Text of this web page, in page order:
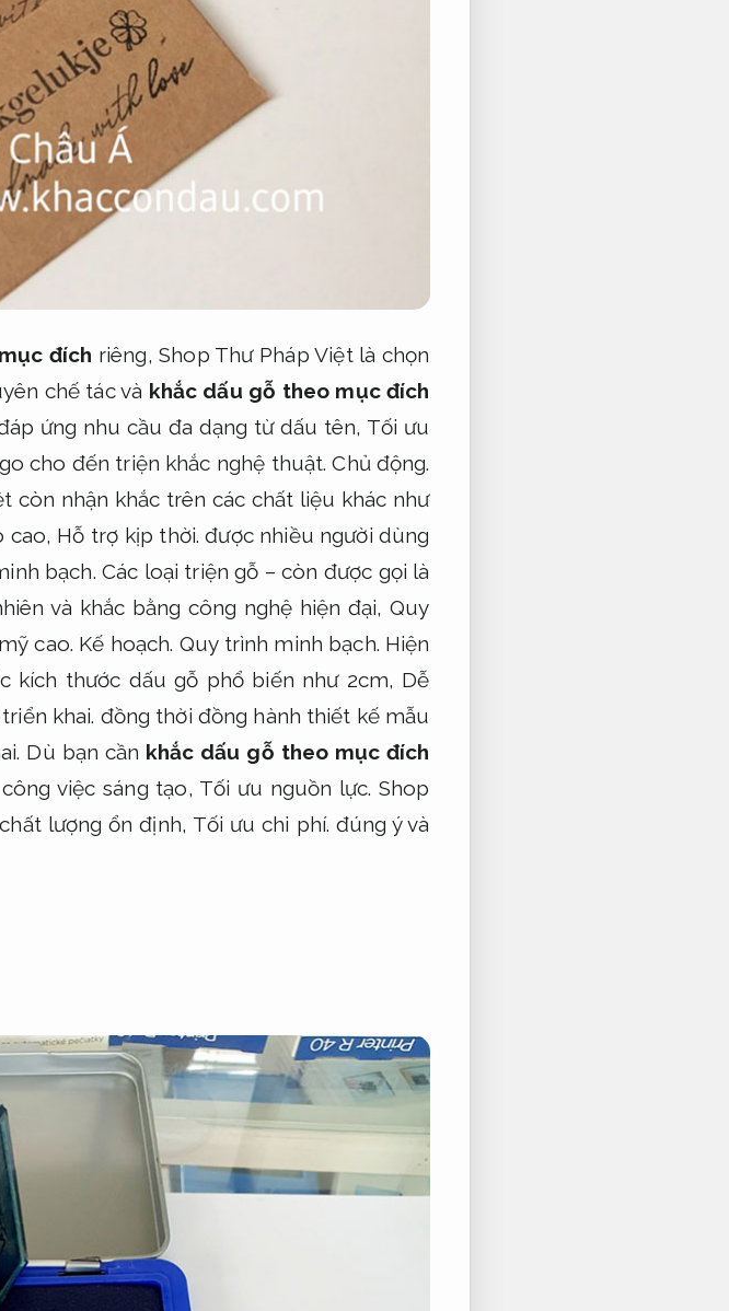
đích riêng, Shop Thư Pháp Việt là chọn
chế tác và khắc dấu gỗ theo mục đích
ứng nhu cầu đa dạng từ dấu tên, Tối ưu
cho đến triện khắc nghệ thuật.Chủ động.
còn nhận khắc trên các chất liệu khác như
cao, Hỗ trợ kịp thời. được nhiều người dùng
bạch. Các loại triện gỗ – còn được gọi là
và khắc bằng công nghệ hiện đại,Quy
cao. Kế hoạch. Quy trình minh bạch. Hiện
kích thước dấu gỗ phổ biến như 2cm, Dễ
khai. đồng thời đồng hành thiết kế mẫu
Dù bạn cần khắc dấu gỗ theo mục đích
việc sáng tạo, Tối ưu nguồn lực. Shop
lượng ổn định, Tối ưu chi phí. đúng ý và